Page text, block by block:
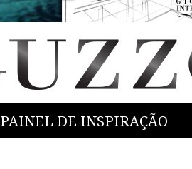
PAINEL DE INSPIRAÇÃO